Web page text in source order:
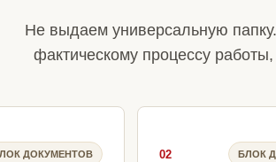
Не выдаем универсальную
фактическому процессу
ДОКУМЕНТОВ 02 БЛОК